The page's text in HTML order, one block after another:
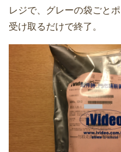
レジで、グレーの袋ごと
受け取るだけで終了。